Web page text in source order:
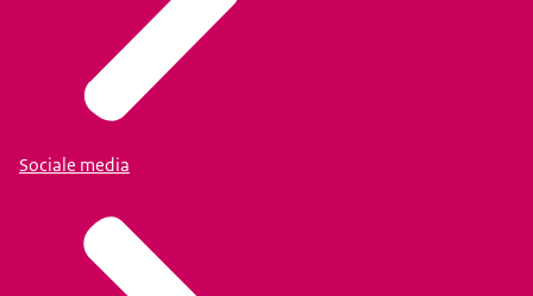
Sociale media